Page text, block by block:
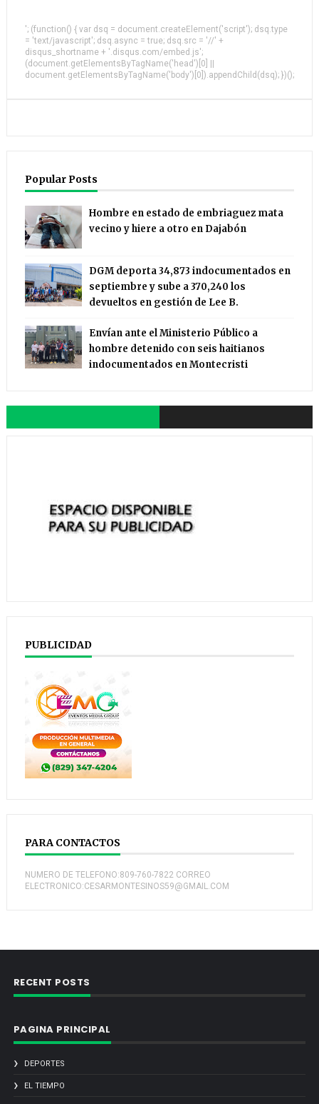
'; (function() { var dsq = document.createElement('script'); dsq.type
= 'text/javascript'; dsq.async = true; dsq.src = '//' +
disqus_shortname + '.disqus.com/embed.js';
(document.getElementsByTagName('head')[0] ||
document.getElementsByTagName('body')[0]).appendChild(dsq); })();
Popular Posts
Hombre en estado de embriaguez mata
vecino y hiere a otro en Dajabón
DGM deporta 34,873 indocumentados en
septiembre y sube a 370,240 los
devueltos en gestión de Lee B.
Envían ante el Ministerio Público a
hombre detenido con seis haitianos
indocumentados en Montecristi
PUBLICIDAD
PARA CONTACTOS
NUMERO DE TELEFONO:809-760-7822 CORREO
ELECTRONICO:CESARMONTESINOS59@GMAIL.COM
RECENT POSTS
PAGINA PRINCIPAL
DEPORTES
EL TIEMPO